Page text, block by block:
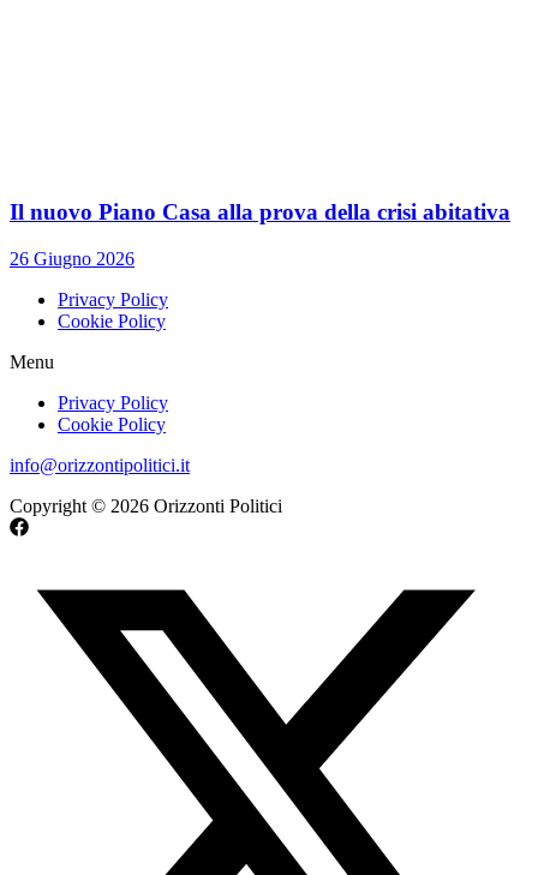
Il nuovo Piano Casa alla prova della crisi abitativa
26 Giugno 2026
Privacy Policy
Cookie Policy
Menu
Privacy Policy
Cookie Policy
info@orizzontipolitici.it
Copyright © 2026 Orizzonti Politici